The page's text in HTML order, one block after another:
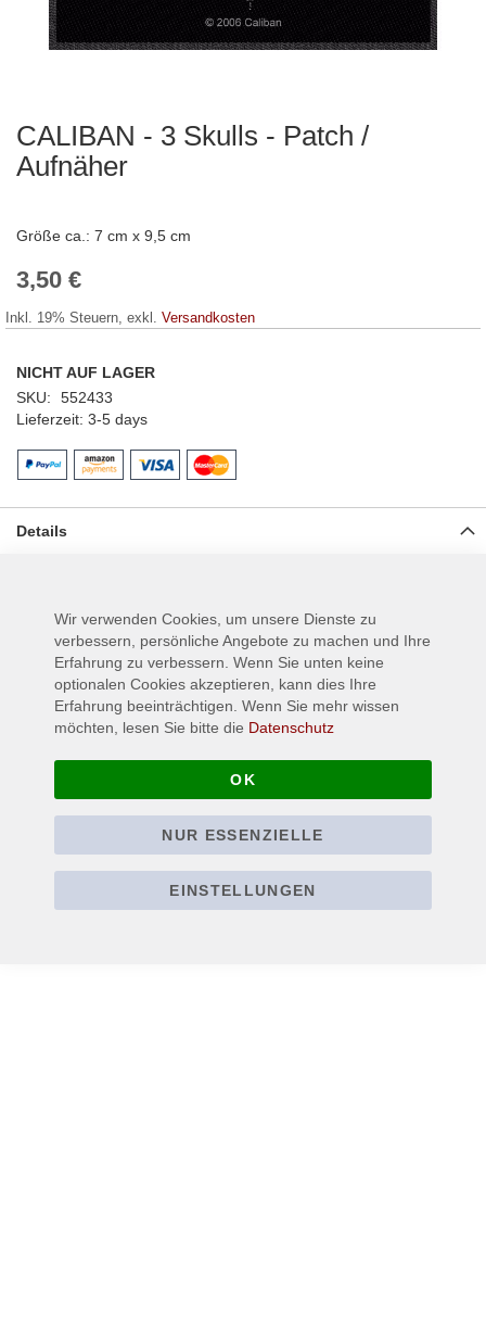
CALIBAN - 3 Skulls - Patch /
Aufnäher
Größe ca.: 7 cm x 9,5 cm
3,50 €
Inkl. 19% Steuern, exkl. Versandkosten
NICHT AUF LAGER
SKU
552433
Lieferzeit 3-5 days
Zum
Anfang
der
Details
Mehr Informationen
Wir verwenden Cookies, um unsere Dienste zu
verbessern, persönliche Angebote zu machen und Ihre
Erfahrung zu verbessern. Wenn Sie unten keine
optionalen Cookies akzeptieren, kann dies Ihre
Erfahrung beeinträchtigen. Wenn Sie mehr wissen
möchten, lesen Sie bitte die Datenschutz
OK
NUR ESSENZIELLE
EINSTELLUNGEN